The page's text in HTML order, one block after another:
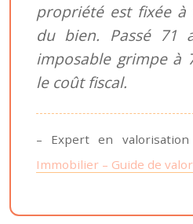
propriété est fixée à
du bien. Passé 71
imposable grimpe à
le coût fiscal.
– Expert en valorisation
Immobilier – Guide de